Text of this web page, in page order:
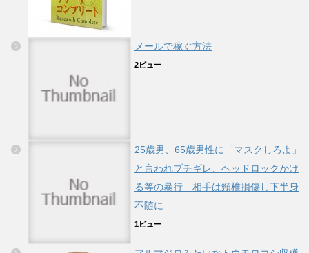
メールで稼ぐ方法
2ビュー
25歳男、65歳男性に「マスクしろよ」
と言われブチギレ、ヘッドロックかけ
る等の暴行…相手は頸椎損傷し下半身
不随に
1ビュー